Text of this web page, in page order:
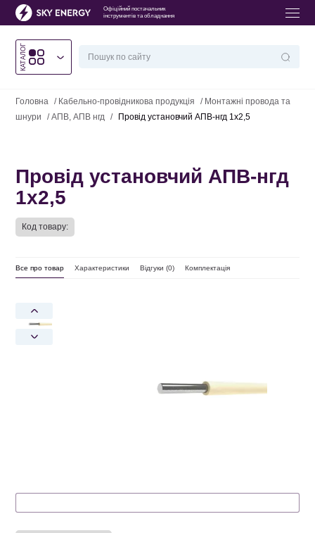
Офіційний постачальник
інструментів та обладнання
КАТАЛОГ
Головна / Кабельно-провідникова продукція / Монтажні провода та
шнури
/АПВ, АПВ нгд / Провід установчий АПВ-нгд 1х2,5
Провід установчий АПВ-нгд
1х2,5
Код товару:
Все про товар Характеристики Відгуки (0) Комплектація